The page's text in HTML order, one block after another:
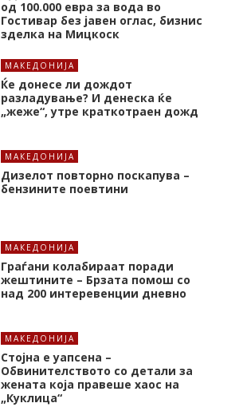
од 100.000 евра за вода во
Гостивар без јавен оглас, бизнис
зделка на Мицкоск
МАКЕДОНИЈА
Ќе донесе ли дождот
разладување? И денеска ќе
„жеже“, утре краткотраен дожд
МАКЕДОНИЈА
Дизелот повторно поскапува –
бензините поевтини
МАКЕДОНИЈА
Граѓани колабираат поради
жештините – Брзата помош со
над 200 интеревенции дневно
МАКЕДОНИЈА
Стојна е уапсена –
Обвинителството со детали за
жената која правеше хаос на
„Куклица“